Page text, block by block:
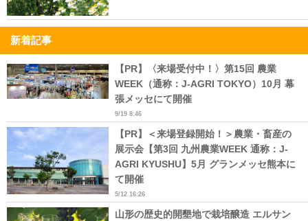
新着記事
【PR】〈来場受付中！〉第15回 農業
WEEK（通称：J-AGRI TOKYO）10月 幕
張メッセにて開催
9/19 8:46
【PR】＜来場登録開始！＞農業・畜産の
展示会【第3回 九州農業WEEK 通称：J-
AGRI KYUSHU】5月 グランメッセ熊本に
て開催
5/12 16:26
山形の歴史的開墾地で栽培醸造 エルサン